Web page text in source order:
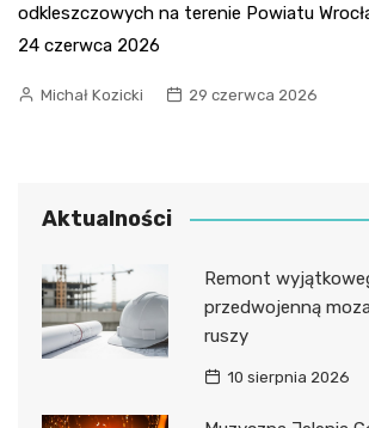
odkleszczowych na terenie Powiatu
24 czerwca 2026
Michał Kozicki 29 czerwca 2026
Aktualności
Remont
przedwojenną
ruszy
10 sierpnia 2026